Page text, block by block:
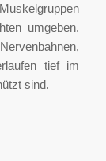
umgeben.
tief im
sind.